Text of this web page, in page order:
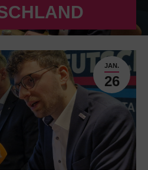
JAN.
26